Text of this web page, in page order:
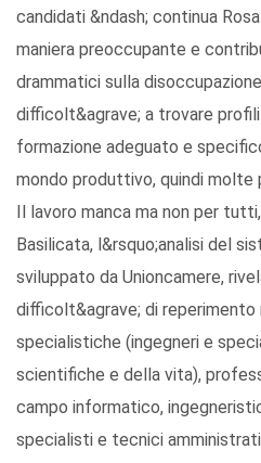
candidati &ndash; continua
maniera preoccupante e
drammatici sulla
difficolt&agrave; a trovare
formazione adeguato e
mondo produttivo, quindi molte
Il lavoro manca ma non per
Basilicata, l&rsquo;analisi del
sviluppato da Unioncamere,
difficolt&agrave; di reperimento
specialistiche (ingegneri e
scientifiche e della vita),
campo informatico,
specialisti e tecnici